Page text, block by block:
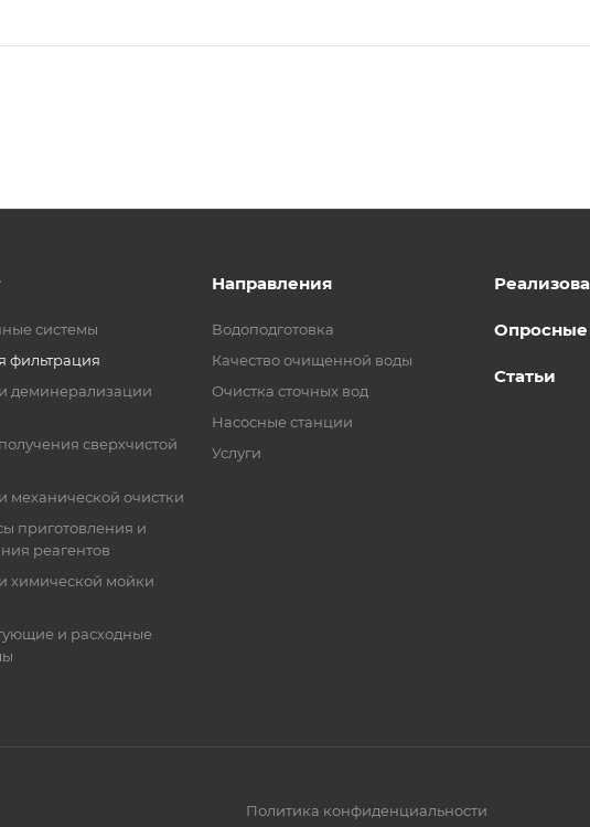
системы
фильтрация
деминерализации
сверхчистой
механической очистки
приготовления и
реагентов
химической мойки
и расходные
Направления
Водоподготовка
Качество очищенной воды
Очистка сточных вод
Насосные станции
Услуги
Опросные
Статьи
Политика конфиденциальности